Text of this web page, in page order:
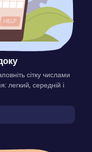
сітку числами
легкий, середній і